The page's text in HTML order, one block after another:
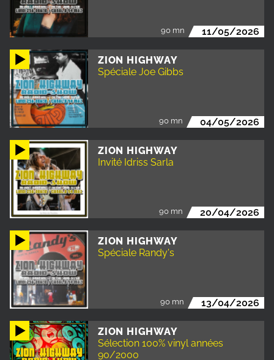
90 mn 11/05/2026
ZION HIGHWAY
Spéciale Joe Gibbs
90 mn 04/05/2026
ZION HIGHWAY
Invité Idriss Sarla
90 mn 20/04/2026
ZION HIGHWAY
Spéciale Randy's
90 mn 13/04/2026
ZION HIGHWAY
Sélection 100% vinyl années
90/2000